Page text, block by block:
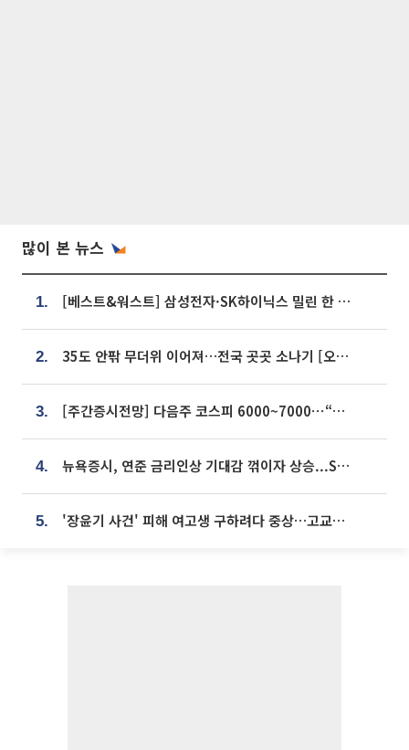
많이 본 뉴스
1. [베스트&워스트] 삼성전자·SK하이닉스 밀린 한 주…상상인증권은 85% 급등
2. 35도 안팎 무더위 이어져…전국 곳곳 소나기 [오늘 날씨]
3. [주간증시전망] 다음주 코스피 6000~7000⋯“外人 수급은 정책이 변수”
4. 뉴욕증시, 연준 금리인상 기대감 꺾이자 상승...S&P500 사상 최고치 [종합]
5. '장윤기 사건' 피해 여고생 구하려다 중상…고교생 의상자 지정